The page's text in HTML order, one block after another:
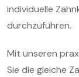
individuelle
durchzuführen.
Mit unseren
Sie die gleiche